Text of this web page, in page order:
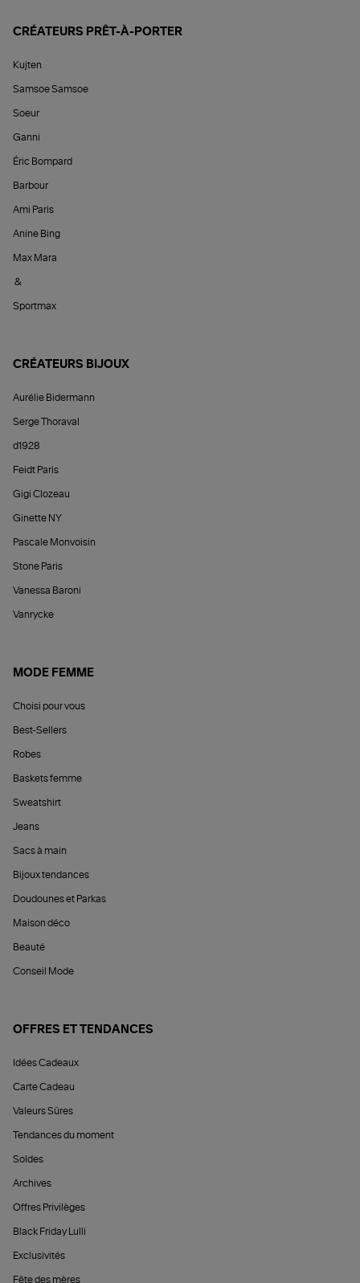
CRÉATEURS PRÊT-À-PORTER
Kujten
Samsoe Samsoe
Soeur
Ganni
Éric Bompard
Barbour
Ami Paris
Anine Bing
Max Mara
&
Sportmax
CRÉATEURS BIJOUX
Aurélie Bidermann
Serge Thoraval
d1928
Feidt Paris
Gigi Clozeau
Ginette NY
Pascale Monvoisin
Stone Paris
Vanessa Baroni
Vanrycke
MODE FEMME
Choisi pour vous
Best-Sellers
Robes
Baskets femme
Sweatshirt
Jeans
Sacs à main
Bijoux tendances
Doudounes et Parkas
Maison déco
Beauté
Conseil Mode
OFFRES ET TENDANCES
Idées Cadeaux
Carte Cadeau
Valeurs Sûres
Tendances du moment
Soldes
Archives
Offres Privilèges
Black Friday Lulli
Exclusivités
Fête des mères